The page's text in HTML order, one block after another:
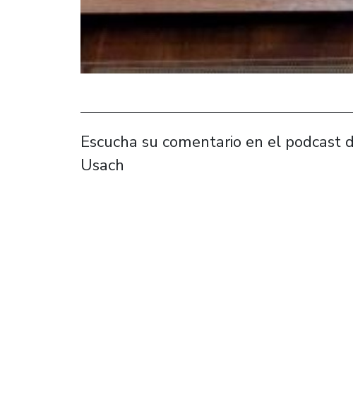
Escucha su comentario en el podcast
Usach